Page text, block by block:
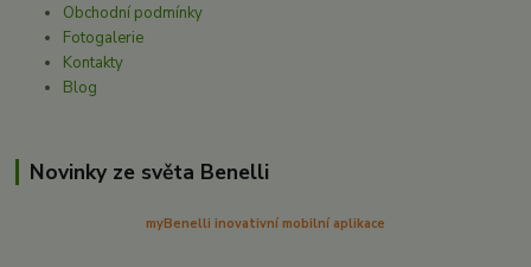
Obchodní podmínky
Fotogalerie
Kontakty
Blog
Novinky ze světa Benelli
myBenelli inovativní mobilní aplikace